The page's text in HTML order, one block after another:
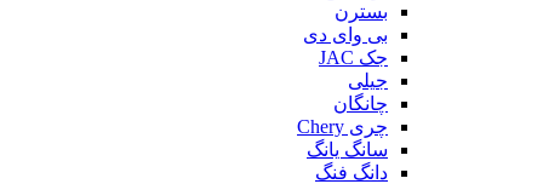
بسترن
بی وای دی
جک JAC
جیلی
چانگان
چری Chery
سانگ یانگ
دانگ فنگ